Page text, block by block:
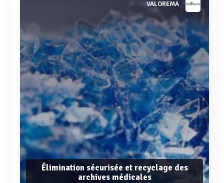
VALOREMA
Élimination sécurisée et recyclage des
archives médicales